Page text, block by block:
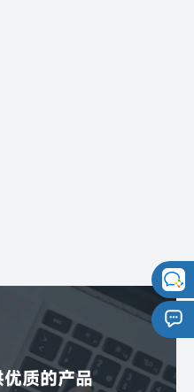
质的产品